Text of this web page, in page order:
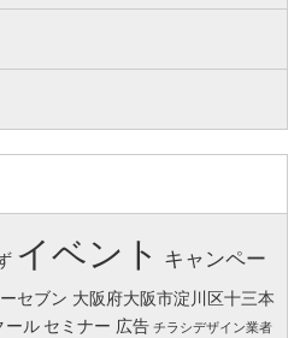
イベント
キャンペー
セブン 大阪府大阪市淀川区十三本
ール セミナー 広告 チラシデザイン業者